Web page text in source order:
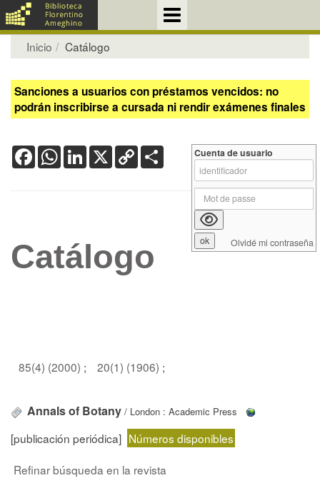
Inicio Catálogo
Sanciones a usuarios con préstamos vencidos: no
podrán inscribirse a cursada ni rendir exámenes finales
FacebookWhatsApp
LinkedIn
X Copy
Link
Catálogo
85(4) (2000) ; 20(1) (1906) ;
Annals of Botany / London : Academic Press
[publicación periódica] Números disponibles
Refinar búsqueda en la revista
Cuenta de usuario
Olvidé mi contraseña